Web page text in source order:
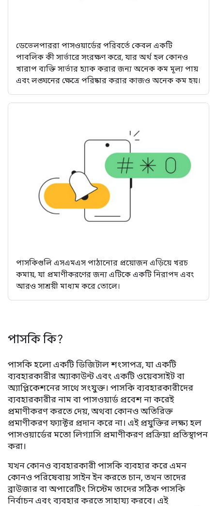
ডেভেলপাররা পাসওয়ার্ডের পরিবর্তে কেবল একটি
পাবলিক কী সার্ভারে সংরক্ষণ করে, যার অর্থ হল কোনও
খারাপ ব্যক্তি সার্ভার হ্যাক করার জন্য অনেক কম মূল্য পায়
এবং লঙ্ঘনের ক্ষেত্রে পরিষ্কার করার কাজও অনেক কম হয়।
পাসকিগুলি এসএমএস পাঠানোর প্রয়োজন এড়িয়ে খরচ
কমায়, যা প্রমাণীকরণের জন্য এটিকে একটি নিরাপদ এবং
আরও সাশ্রয়ী মাধ্যম করে তোলে।
পাসকি কি?
পাসকি হলো একটি ডিজিটাল শংসাপত্র, যা একটি
ব্যবহারকারীর অ্যাকাউন্ট এবং একটি ওয়েবসাইট বা
অ্যাপ্লিকেশনের সাথে সংযুক্ত। পাসকি ব্যবহারকারীদের
ব্যবহারকারীর নাম বা পাসওয়ার্ড প্রবেশ না করেই
প্রমাণীকরণ করতে দেয়, অথবা কোনও অতিরিক্ত
প্রমাণীকরণ ফ্যাক্টর প্রদান করে না। এই প্রযুক্তির লক্ষ্য হল
পাসওয়ার্ডের মতো লিগ্যাসি প্রমাণীকরণ প্রক্রিয়া প্রতিস্থাপন
করা।
যখন কোনও ব্যবহারকারী পাসকি ব্যবহার করে এমন
কোনও পরিষেবায় সাইন ইন করতে চান, তখন তাদের
ব্রাউজার বা অপারেটিং সিস্টেম তাদের সঠিক পাসকি
নির্বাচন এবং ব্যবহার করতে সাহায্য করবে। এই